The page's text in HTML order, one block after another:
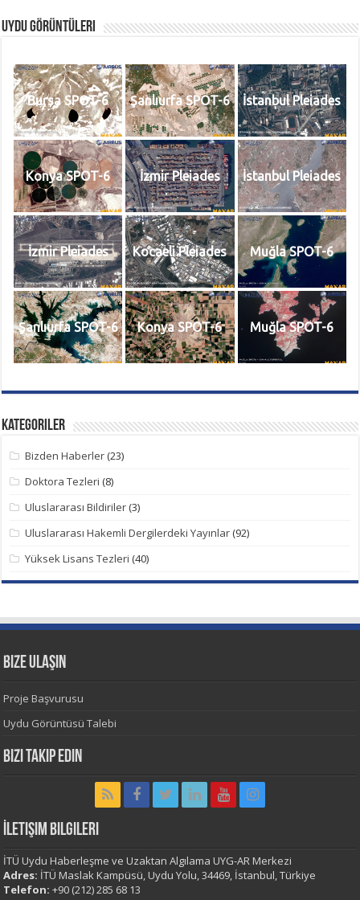
Uydu Görüntüleri
Bursa SPOT-6 Şanlıurfa SPOT-6 İstanbul Pleiades
Konya SPOT-6 İzmir Pleiades İstanbul Pleiades
İzmir Pleiades Kocaeli Pleiades Muğla SPOT-6
Şanlıurfa SPOT-6 Konya SPOT-6 Muğla SPOT-6
Kategoriler
Bizden Haberler(23)
Doktora Tezleri (8)
Uluslararası Bildiriler(3)
Uluslararası Hakemli Dergilerdeki Yayınlar(92)
Yüksek Lisans Tezleri (40)
Bize Ulaşın
Proje Başvurusu
Uydu Görüntüsü Talebi
Bizi Takip Edin
İletişim Bilgileri
İTÜ Uydu Haberleşme ve Uzaktan Algılama UYG-AR Merkezi
Adres: İTÜ Maslak Kampüsü, Uydu Yolu, 34469, İstanbul, Türkiye
Telefon: +90 (212) 285 68 13